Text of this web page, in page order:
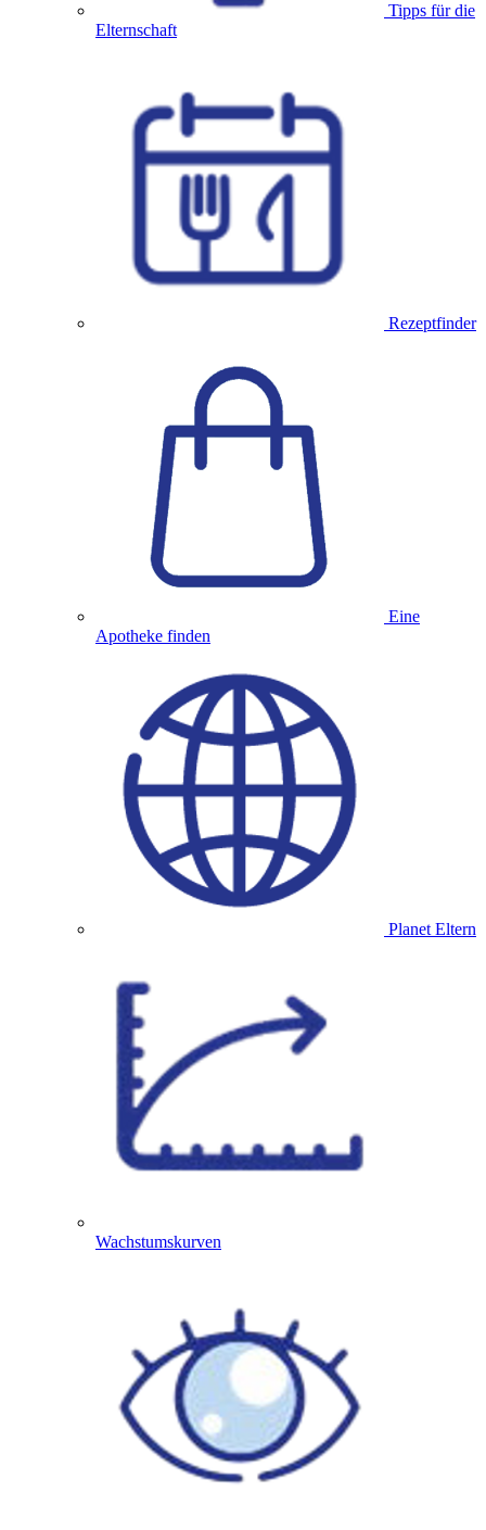
Tipps für die
Elternschaft
Rezeptfinder
Eine
Apotheke finden
Planet Eltern
Wachstumskurven